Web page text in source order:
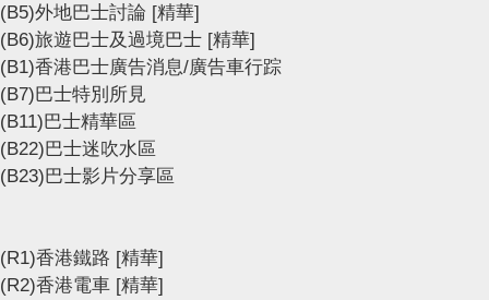
(B5)外地巴士討論 [精華]
(B6)旅遊巴士及過境巴士 [精華]
(B1)香港巴士廣告消息/廣告車行踪
(B7)巴士特別所見
(B11)巴士精華區
(B22)巴士迷吹水區
(B23)巴士影片分享區
(R1)香港鐵路 [精華]
(R2)香港電車 [精華]